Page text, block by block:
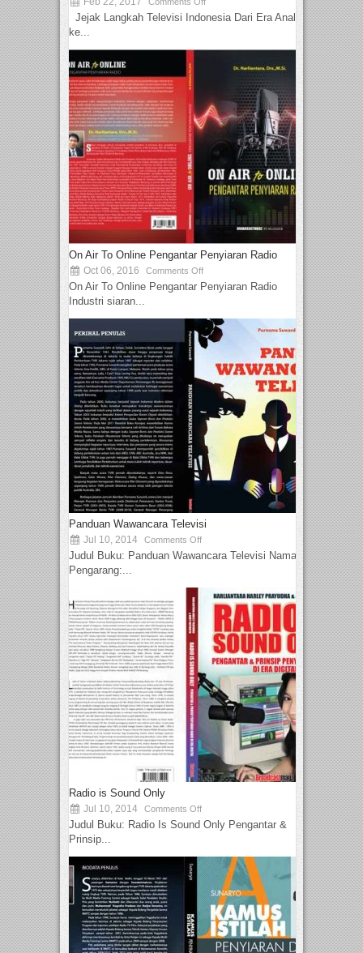
Jejak Langkah Televisi Indonesia Dari Era Analog
ke...
On Air To Online Pengantar Penyiaran Radio
Oct 06, 2016 Comments Off
On Air To Online Pengantar Penyiaran Radio
Industri siaran...
Panduan Wawancara Televisi
Jul 10, 2014 Comments Off
Judul Buku: Panduan Wawancara Televisi Nama
Pengarang:...
Radio is Sound Only
Jul 10, 2014 Comments Off
Judul Buku: Radio Is Sound Only Pengantar &
Prinsip...